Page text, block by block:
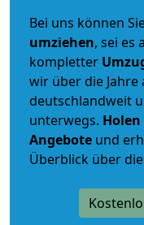
Bei uns können
umziehen, sei es
kompletter
wir über die
deutschlandweit
unterwegs.
Angebote und
Überblick über